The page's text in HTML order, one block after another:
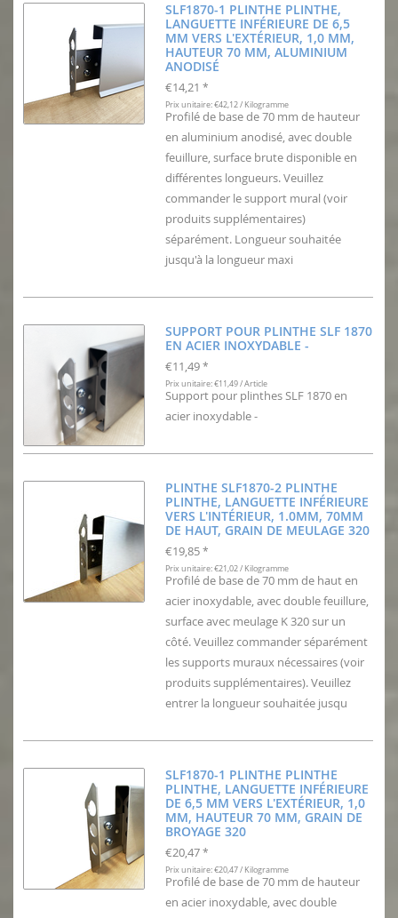
SLF1870-1 PLINTHE PLINTHE,
LANGUETTE INFÉRIEURE DE 6,5
MM VERS L'EXTÉRIEUR, 1,0 MM,
HAUTEUR 70 MM, ALUMINIUM
ANODISÉ
€14,21 *
Prix unitaire: €42,12 / Kilogramme
Profilé de base de 70 mm de hauteur
en aluminium anodisé, avec double
feuillure, surface brute disponible en
différentes longueurs. Veuillez
commander le support mural (voir
produits supplémentaires)
séparément. Longueur souhaitée
jusqu'à la longueur maxi
SUPPORT POUR PLINTHE SLF 1870
EN ACIER INOXYDABLE -
€11,49 *
Prix unitaire: €11,49 / Article
Support pour plinthes SLF 1870 en
acier inoxydable -
PLINTHE SLF1870-2 PLINTHE
PLINTHE, LANGUETTE INFÉRIEURE
VERS L'INTÉRIEUR, 1.0MM, 70MM
DE HAUT, GRAIN DE MEULAGE 320
€19,85 *
Prix unitaire: €21,02 / Kilogramme
Profilé de base de 70 mm de haut en
acier inoxydable, avec double feuillure,
surface avec meulage K 320 sur un
côté. Veuillez commander séparément
les supports muraux nécessaires (voir
produits supplémentaires). Veuillez
entrer la longueur souhaitée jusqu
SLF1870-1 PLINTHE PLINTHE
PLINTHE, LANGUETTE INFÉRIEURE
DE 6,5 MM VERS L'EXTÉRIEUR, 1,0
MM, HAUTEUR 70 MM, GRAIN DE
BROYAGE 320
€20,47 *
Prix unitaire: €20,47 / Kilogramme
Profilé de base de 70 mm de hauteur
en acier inoxydable, avec double